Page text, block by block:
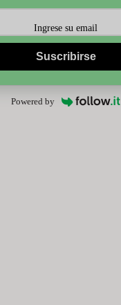
Suscribirse
Powered by